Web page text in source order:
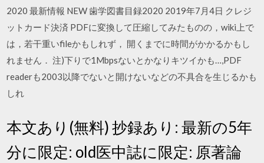
2020 最新情報 NEW 歯学図書目録2020 2019年7月4日 クレジ
ットカード決済 PDFに変換して圧縮してみたものの，wiki上で
は，若干重いfileかもしれず， 開くまでに時間がかかるかもし
れません． 注)下りで1Mbpsないとかなりキツイかも…,PDF
readerも2003以降でないと開けないなどの不具合を生じるかも
しれ
本文あり(無料) 抄録あり: 最新の5年
分に限定: old医中誌に限定: 原著論